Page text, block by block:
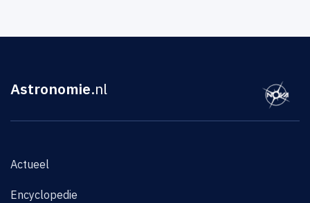
Astronomie.nl
Actueel
Encyclopedie